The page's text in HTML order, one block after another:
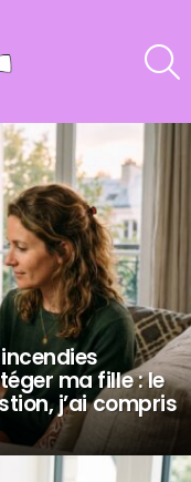
ma fille : le
j’ai compris